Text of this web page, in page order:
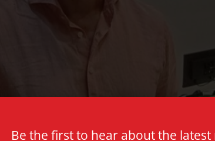
Be the first to hear about the latest